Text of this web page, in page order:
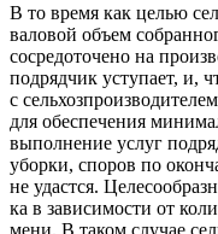
В то вре­мя как целью
вало­вой объ­ем
сосре­до­то­че­но на
под­ряд­чик усту­па­ет, и,
с
для обес­пе­че­ния
выпол­не­ние услуг
убор­ки, спо­ров по
не удаст­ся.
ка в зави­си­мо­сти от
ме­ни. В таком слу­чае